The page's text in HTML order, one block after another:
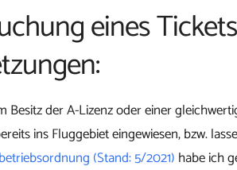
eines
Besitz der A-Lizenz oder einer
ins Fluggebiet eingewiesen, bzw.
(Stand: 5/2021) habe ich